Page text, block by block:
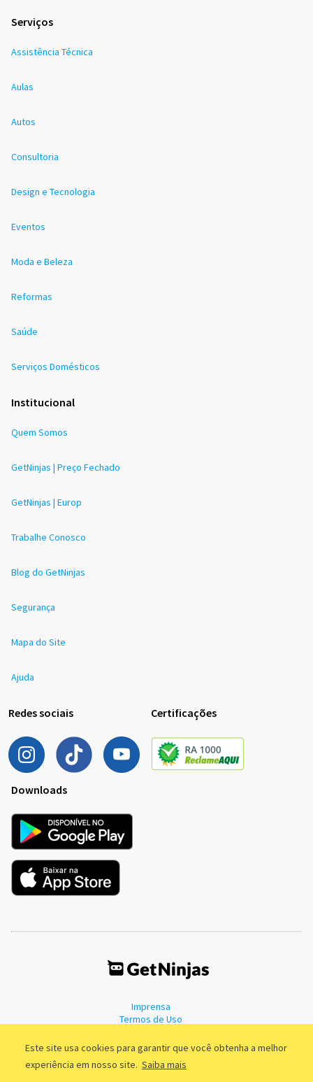
Este site usa cookies para garantir que você obtenha a melhor
experiência em nosso site. Saiba mais
Serviços
Assistência Técnica
Aulas
Autos
Consultoria
Design e Tecnologia
Eventos
Moda e Beleza
Reformas
Saúde
Serviços Domésticos
Institucional
Quem Somos
GetNinjas | Preço Fechado
GetNinjas | Europ
Trabalhe Conosco
Blog do GetNinjas
Segurança
Mapa do Site
Ajuda
Redes sociais Certificações
Downloads
Imprensa
Termos de Uso